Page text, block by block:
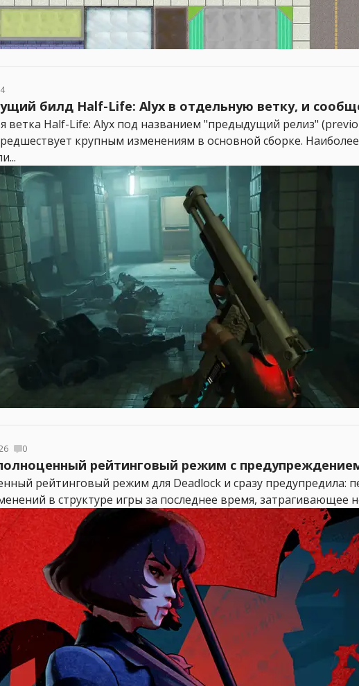
билд Half-Life: Alyx в отдельную ветку, и
ветка Half-Life: Alyx под названием "предыдущий релиз"
крупным изменениям в основной сборке.
0
рейтинговый режим с
рейтинговый режим для Deadlock и сразу предупредила:
в структуре игры за последнее время, затрагивающее